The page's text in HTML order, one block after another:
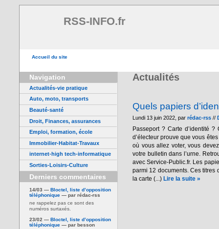
RSS-INFO.fr
Accueil du site
Navigation
Actualités-vie pratique
Auto, moto, transports
Beauté-santé
Droit, Finances, assurances
Emploi, formation, école
Immobilier-Habitat-Travaux
internet-high tech-informatique
Sorties-Loisirs-Culture
Derniers commentaires
14/03 — Bloctel, liste d’opposition
téléphonique — par rédac-rss
ne rappelez pas ce sont des
numéros surtaxés.
23/02 — Bloctel, liste d’opposition
téléphonique — par besson
Actualités
Quels papiers
Lundi 13 juin 2022, par rédac-rss //
Passeport ? Carte d’identité
d’électeur prouve que vous
où vous allez voter, vous
votre bulletin dans l’urne.
avec Service-Public.fr. Les
parmi 12 documents. Ces titres
la carte (...) Lire la suite »